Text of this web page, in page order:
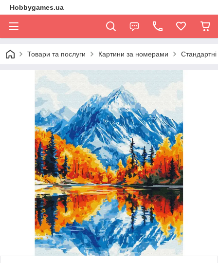
Hobbygames.ua
Товари та послуги Картини за номерами